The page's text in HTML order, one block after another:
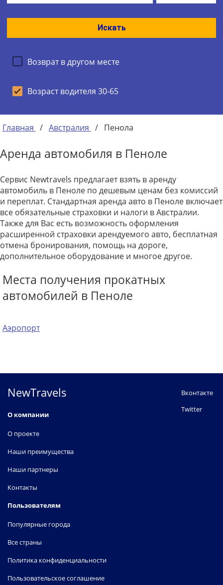
Искать
Возврат в другом месте
Возраст водителя 30-65
Главная / Австралия / Пенола
Аренда автомобиля в Пеноле
Сервис Newtravels предлагает взять в аренду
автомобиль в Пеноле по дешевым ценам без комиссий
и переплат. Стандартная аренда авто в Пеноле включает
все обязательные страховки и налоги в Австралии.
Также для Вас есть возможность оформления
расширенной страховки арендуемого авто, бесплатная
отмена бронирования, помощь на дороге,
дополнительное оборудование и многое другое.
Места получения прокатных
автомобилей в Пеноле
Аэропорт
NewTravels
О компании
О проекте
Наши преимущества
Наши партнеры
Контакты
Пользователям
Популярные города
Все страны
Политика конфиденциальности
Пользовательское соглашение
Вконтакте
Twitter